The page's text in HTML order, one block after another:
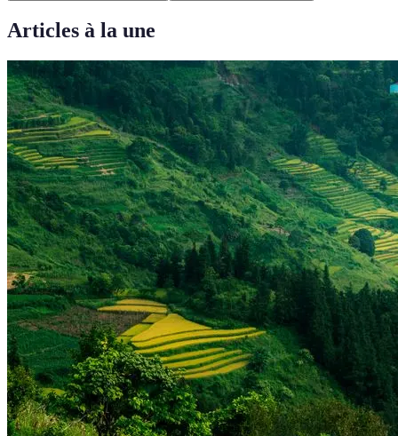
Articles à la une